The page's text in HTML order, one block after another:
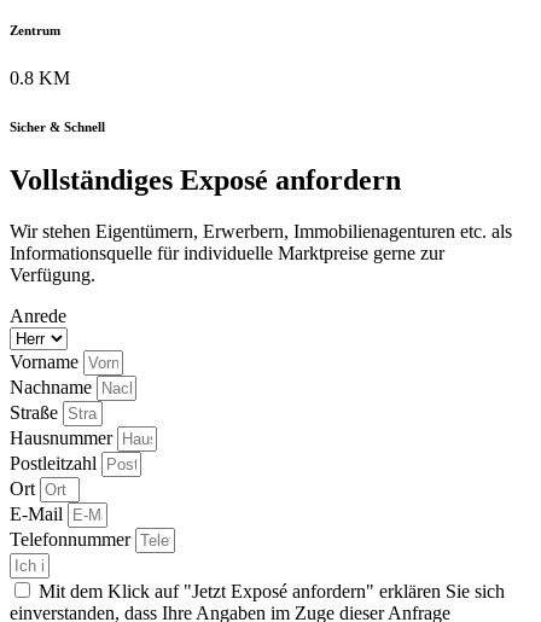
Zentrum
0.8 KM
Sicher & Schnell
Vollständiges Exposé anfordern
Wir stehen Eigentümern, Erwerbern, Immobilienagenturen etc. als
Informationsquelle für individuelle Marktpreise gerne zur
Verfügung.
Anrede
Vorname
Nachname
Straße
Hausnummer
Postleitzahl
Ort
E-Mail
Telefonnummer
Mit dem Klick auf "Jetzt Exposé anfordern" erklären Sie sich
einverstanden, dass Ihre Angaben im Zuge dieser Anfrage